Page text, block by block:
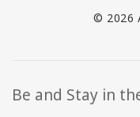
© 2026
Be and Stay in